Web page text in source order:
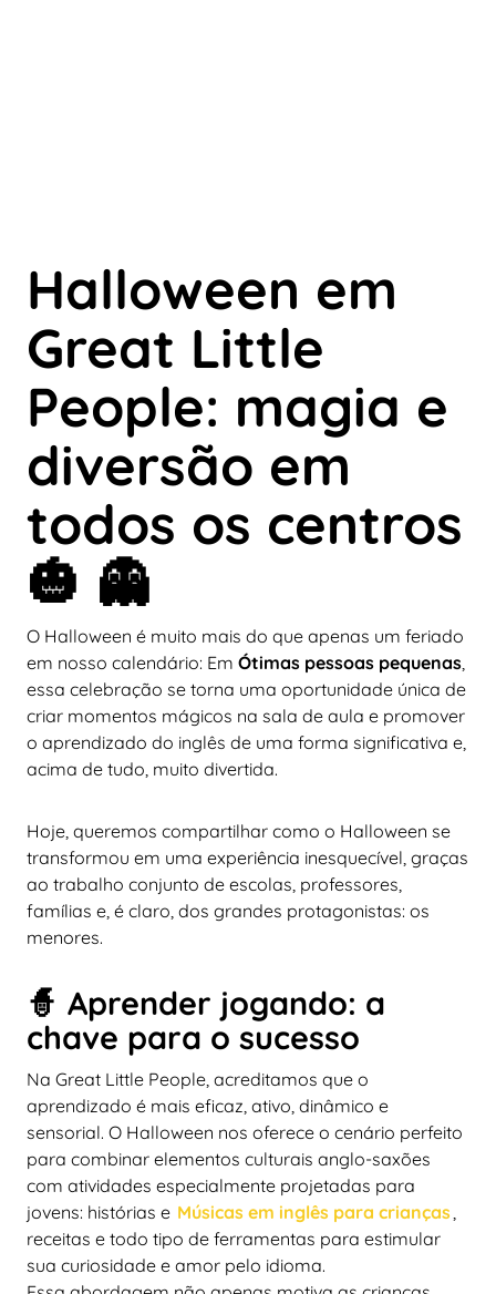
Halloween em
Great Little
People: magia e
diversão em
todos os centros
🎃 👻
O Halloween é muito mais do que apenas um feriado
em nosso calendário: Em Ótimas pessoas pequenas,
essa celebração se torna uma oportunidade única de
criar momentos mágicos na sala de aula e promover
o aprendizado do inglês de uma forma significativa e,
acima de tudo, muito divertida.
Hoje, queremos compartilhar como o Halloween se
transformou em uma experiência inesquecível, graças
ao trabalho conjunto de escolas, professores,
famílias e, é claro, dos grandes protagonistas: os
menores.
🧙 Aprender jogando: a
chave para o sucesso
Na Great Little People, acreditamos que o
aprendizado é mais eficaz, ativo, dinâmico e
sensorial. O Halloween nos oferece o cenário perfeito
para combinar elementos culturais anglo-saxões
com atividades especialmente projetadas para
jovens: histórias e Músicas em inglês para crianças,
receitas e todo tipo de ferramentas para estimular
sua curiosidade e amor pelo idioma.